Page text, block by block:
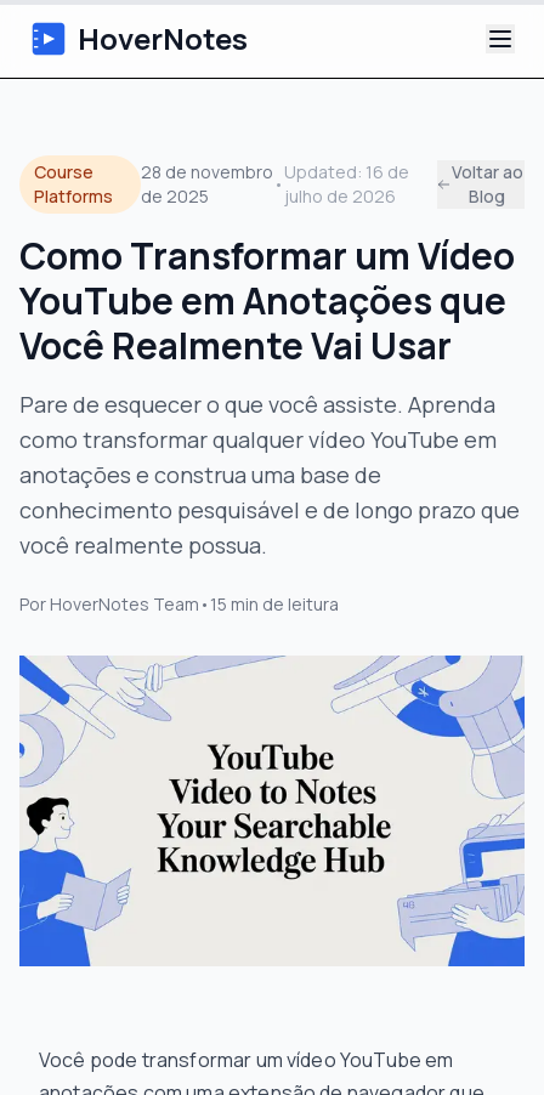
HoverNotes
Extension
Notas de Vídeo com IA
Tutoriais
Blog
Course
Platforms
28 de novembro
de 2025
•
Updated: 16 de
julho de 2026
Voltar ao
Blog
Como Transformar um Vídeo
YouTube em Anotações que
Você Realmente Vai Usar
Pare de esquecer o que você assiste. Aprenda
como transformar qualquer vídeo YouTube em
anotações e construa uma base de
conhecimento pesquisável e de longo prazo que
você realmente possua.
Por HoverNotes Team • 15 min de leitura
Você pode transformar um vídeo YouTube em